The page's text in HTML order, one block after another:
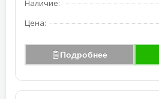
Наличие:
Цена:
Подробнее